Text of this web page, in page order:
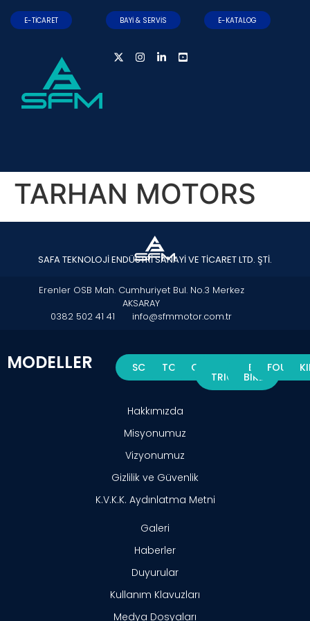
E-TİCARET BAYİ & SERVİS E-KATALOG
TARHAN MOTORS
SAFA TEKNOLOJİ ENDÜSTRİ SANAYİ VE TİCARET LTD. ŞTİ.
Erenler OSB Mah. Cumhuriyet Bul. No.3 Merkez
AKSARAY
0382 502 41 41
info@sfmmotor.com.tr
MODELLER SCOOTERTOURING
CUB
TRICYCLE
E-
BIKE
Hakkımızda
Misyonumuz
Vizyonumuz
Gizlilik ve Güvenlik
K.V.K.K. Aydınlatma Metni
Galeri
Haberler
Duyurular
Kullanım Klavuzları
Medya Dosyaları